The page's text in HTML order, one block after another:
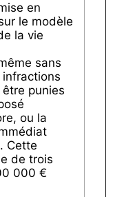
en
le modèle
la vie
sans
punies
ou la
Cette
de trois
000 €